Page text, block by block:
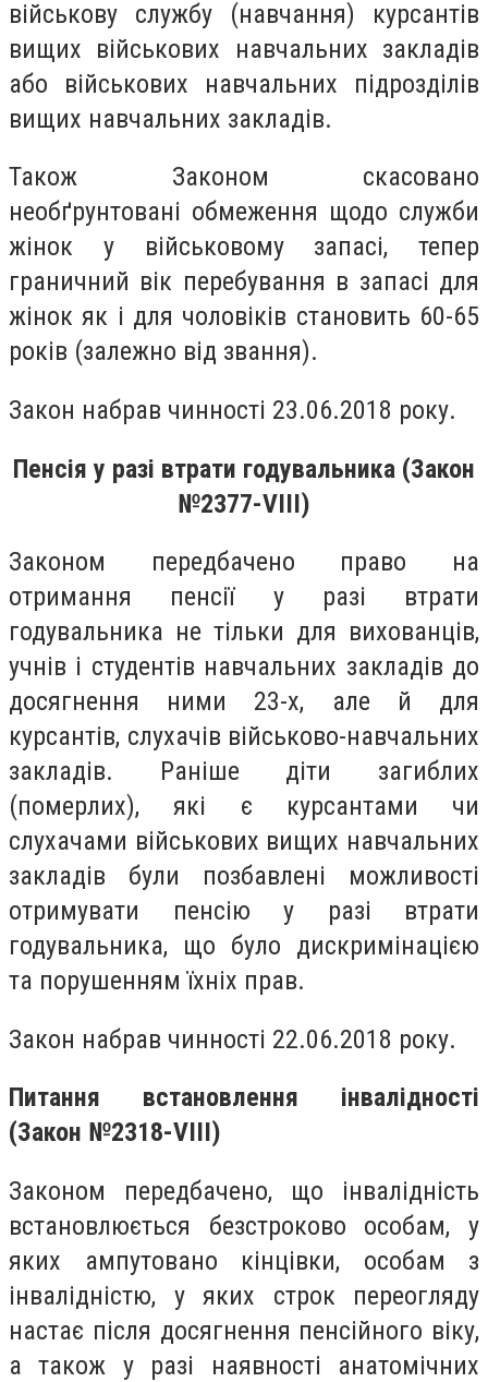
військову службу (навчання) курсантів
вищих військових навчальних закладів
або військових навчальних підрозділів
вищих навчальних закладів.
Також Законом скасовано
необґрунтовані обмеження щодо служби
жінок у військовому запасі, тепер
граничний вік перебування в запасі для
жінок як і для чоловіків становить 60-65
років (залежно від звання).
Закон набрав чинності 23.06.2018 року.
Пенсія у разі втрати годувальника (Закон
№2377-VIII)
Законом передбачено право на
отримання пенсії у разі втрати
годувальника не тільки для вихованців,
учнів і студентів навчальних закладів до
досягнення ними 23-х, але й для
курсантів, слухачів військово-навчальних
закладів. Раніше діти загиблих
(померлих), які є курсантами чи
слухачами військових вищих навчальних
закладів були позбавлені можливості
отримувати пенсію у разі втрати
годувальника, що було дискримінацією
та порушенням їхніх прав.
Закон набрав чинності 22.06.2018 року.
Питання встановлення інвалідності
(Закон №2318-VIII)
Законом передбачено, що інвалідність
встановлюється безстроково особам, у
яких ампутовано кінцівки, особам з
інвалідністю, у яких строк переогляду
настає після досягнення пенсійного віку,
а також у разі наявності анатомічних